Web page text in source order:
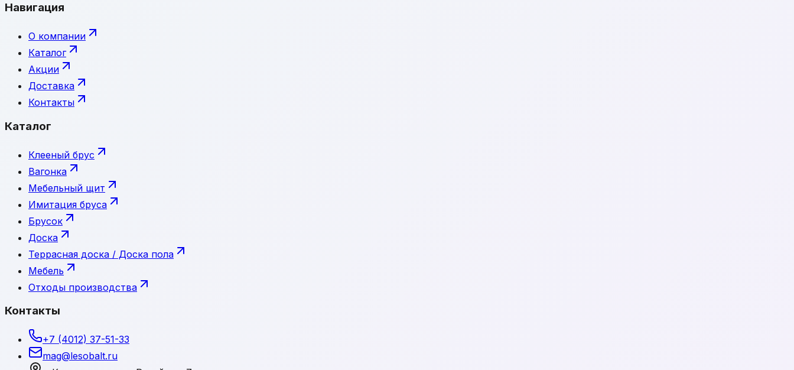
Навигация
О компании
Каталог
Акции
Доставка
Контакты
Каталог
Клееный брус
Вагонка
Мебельный щит
Имитация бруса
Брусок
Доска
Террасная доска / Доска пола
Мебель
Отходы производства
Контакты
+7 (4012) 37-51-33
mag@lesobalt.ru